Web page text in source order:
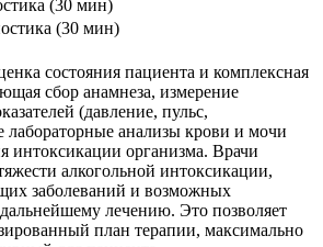
(30 мин)
состояния пациента и комплексная
сбор анамнеза, измерение
(давление, пульс,
лабораторные анализы крови и мочи
интоксикации организма. Врачи
алкогольной интоксикации,
заболеваний и возможных
лечению. Это позволяет
план терапии, максимально